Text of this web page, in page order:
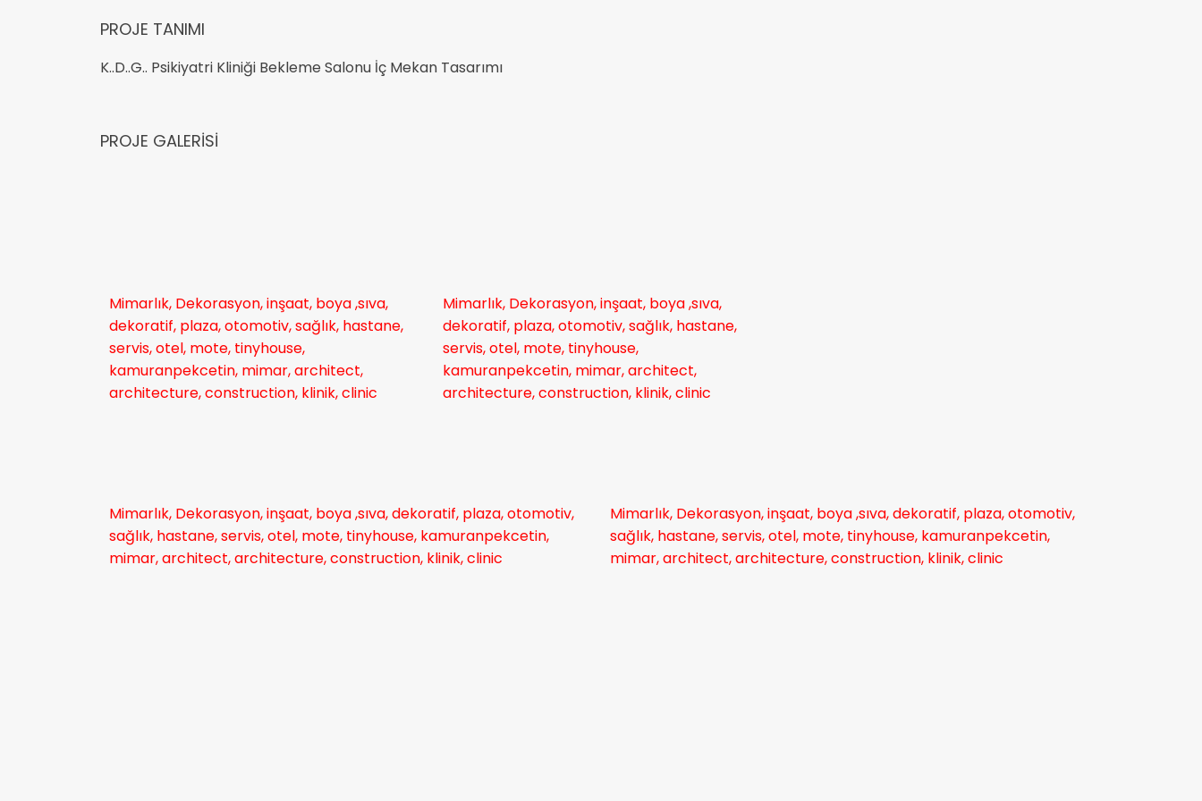
PROJE TANIMI
K..D..G.. Psikiyatri Kliniği Bekleme Salonu İç Mekan Tasarımı
PROJE GALERISI
Mimarlık, Dekorasyon, inşaat, boya ,sıva,
dekoratif, plaza, otomotiv, sağlık, hastane,
servis, otel, mote, tinyhouse,
kamuranpekcetin, mimar, architect,
architecture, construction, klinik, clinic
Mimarlık, Dekorasyon, inşaat, boya ,sıva,
dekoratif, plaza, otomotiv, sağlık, hastane,
servis, otel, mote, tinyhouse,
kamuranpekcetin, mimar, architect,
architecture, construction, klinik, clinic
Mimarlık, Dekorasyon, inşaat, boya ,sıva, dekoratif, plaza, otomotiv,
sağlık, hastane, servis, otel, mote, tinyhouse, kamuranpekcetin,
mimar, architect, architecture, construction, klinik, clinic
Mimarlık, Dekorasyon, inşaat, boya ,sıva, dekoratif, plaza, otomotiv,
sağlık, hastane, servis, otel, mote, tinyhouse, kamuranpekcetin,
mimar, architect, architecture, construction, klinik, clinic